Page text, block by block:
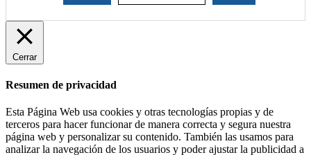
Cerrar
Resumen de privacidad
Esta Página Web usa cookies y otras tecnologías propias y de
terceros para hacer funcionar de manera correcta y segura nuestra
página web y personalizar su contenido. También las usamos para
analizar la navegación de los usuarios y poder ajustar la publicidad a